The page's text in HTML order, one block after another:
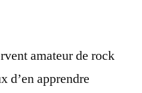
amateur de rock
d’en apprendre